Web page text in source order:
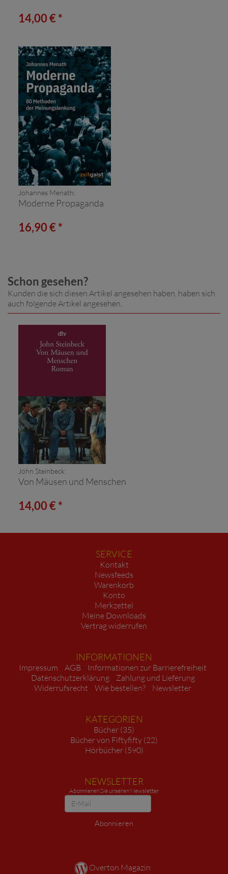
14,00 € *
Johannes Menath:
Moderne Propaganda
16,90 € *
Schon gesehen?
Kunden die sich diesen Artikel angesehen haben, haben sich
auch folgende Artikel angesehen.
John Steinbeck:
Von Mäusen und Menschen
14,00 € *
SERVICE
Kontakt
Newsfeeds
Warenkorb
Konto
Merkzettel
Meine Downloads
Vertrag widerrufen
INFORMATIONEN
Impressum AGB
Informationen zur Barrierefreiheit
Datenschutzerklärung
Zahlung und Lieferung
Widerrufsrecht
Wie bestellen? Newsletter
KATEGORIEN
Bücher (35)
Bücher von Fiftyfifty (22)
Hörbücher (590)
NEWSLETTER
Abonnieren Sie unseren Newsletter
Newsletter
Abonnieren
Overton Magazin